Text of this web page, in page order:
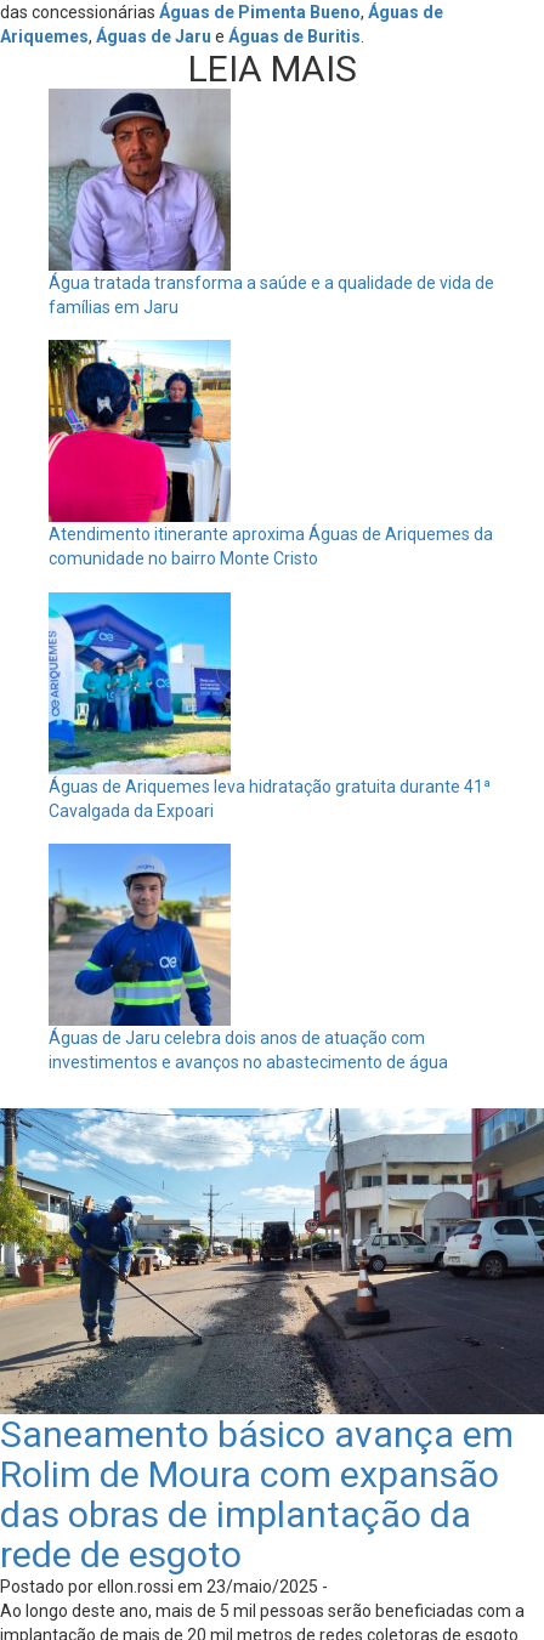
das concessionárias Águas de Pimenta Bueno, Águas de
Ariquemes, Águas de Jaru e Águas de Buritis
LEIA MAIS
Água tratada transforma a saúde e a qualidade de vida de
famílias em Jaru
Atendimento itinerante aproxima Águas de Ariquemes da
comunidade no bairro Monte Cristo
Águas de Ariquemes leva hidratação gratuita durante 41ª
Cavalgada da Expoari
Águas de Jaru celebra dois anos de atuação com
investimentos e avanços no abastecimento de água
Saneamento básico avança em
Rolim de Moura com expansão
das obras de implantação da
rede de esgoto
Postado por ellon.rossi em 23/maio/2025 -
Ao longo deste ano, mais de 5 mil pessoas serão beneficiadas com a
implantação de mais de 20 mil metros de redes coletoras de esgoto.